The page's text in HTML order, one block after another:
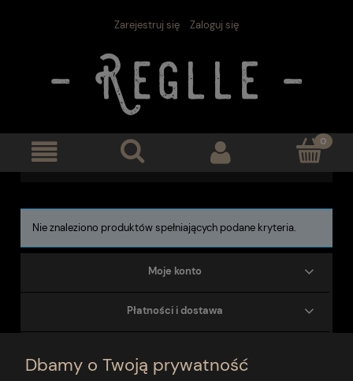
Zarejestruj się Zaloguj się
Nie znaleziono produktów spełniających podane kryteria.
Moje konto
Płatności i dostawa
Dbamy o Twoją prywatność